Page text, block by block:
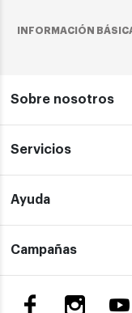
INFORMACIÓN
Sobre nosotros
Servicios
Ayuda
Campañas